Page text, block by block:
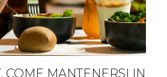
COME MANTENERSI IN